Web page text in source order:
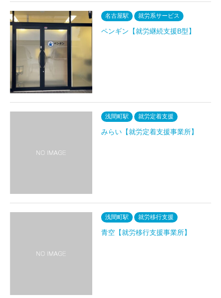
名古屋駅 就労系サービス
ペンギン【就労継続支援B型】
浅間町駅 就労定着支援
みらい【就労定着支援事業所】
浅間町駅 就労移行支援
青空【就労移行支援事業所】